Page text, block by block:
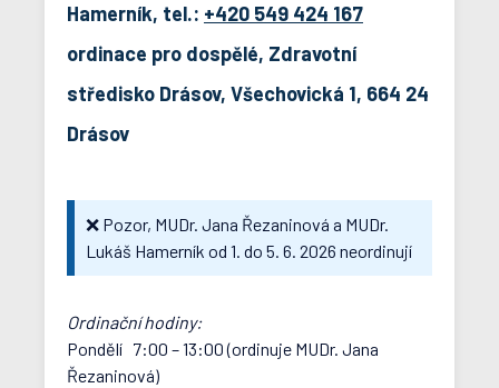
Hamerník, tel.: +420 549 424 167
ordinace pro dospělé, Zdravotní
středisko Drásov, Všechovická 1, 664 24
Drásov
❌ Pozor, MUDr. Jana Řezaninová a MUDr.
Lukáš Hamerník od 1. do 5. 6. 2026 neordinují
Ordinační hodiny:
Pondělí 7:00 – 13:00 (ordinuje MUDr. Jana
Řezaninová)